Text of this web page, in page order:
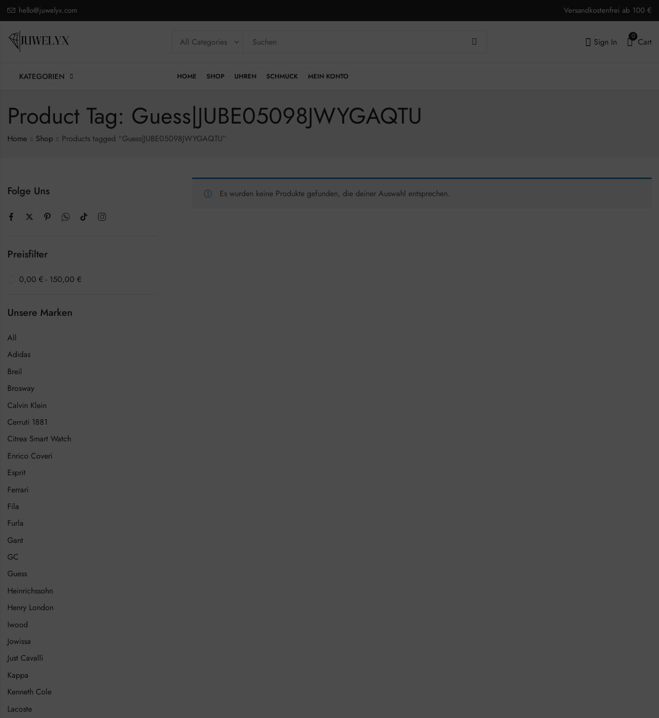
hello@juwelyx.com Versandkostenfrei ab 100 €
Sign In
0
Cart
KATEGORIEN HOME SHOP UHREN SCHMUCK MEIN KONTO
Product Tag: Guess|JUBE05098JWYGAQTU
Home Shop Products tagged “Guess|JUBE05098JWYGAQTU”
Es wurden keine Produkte gefunden, die deiner Auswahl entsprechen.
Folge Uns
Preisfilter
0,00 € - 150,00 €
Unsere Marken
All
Adidas
Breil
Brosway
Calvin Klein
Cerruti 1881
Citrea Smart Watch
Enrico Coveri
Esprit
Ferrari
Fila
Furla
Gant
GC
Guess
Heinrichssohn
Henry London
Iwood
Jowissa
Just Cavalli
Kappa
Kenneth Cole
Lacoste